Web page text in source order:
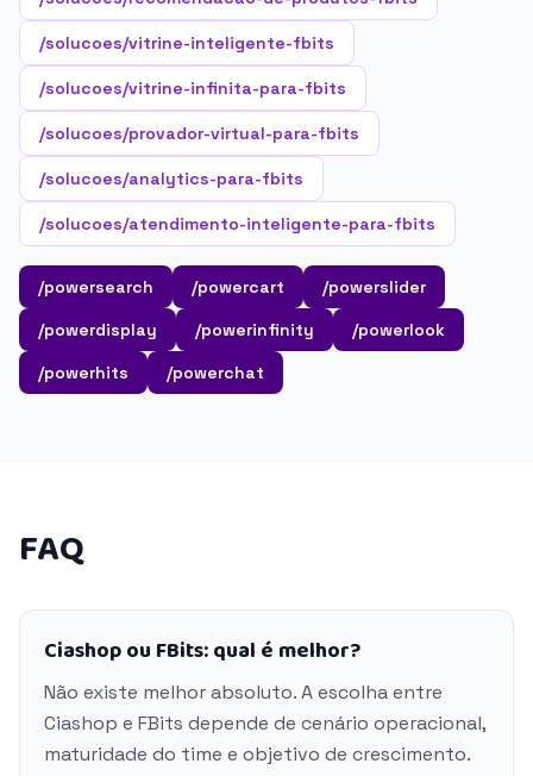
/solucoes/vitrine-inteligente-fbits
/solucoes/vitrine-infinita-para-fbits
/solucoes/provador-virtual-para-fbits
/solucoes/analytics-para-fbits
/solucoes/atendimento-inteligente-para-fbits
/powersearch /powercart
/powerslider
/powerdisplay
/powerinfinity
/powerlook
/powerhits
/powerchat
FAQ
Ciashop ou FBits: qual é melhor?
Não existe melhor absoluto. A escolha entre
Ciashop e FBits depende de cenário operacional,
maturidade do time e objetivo de crescimento.